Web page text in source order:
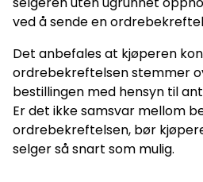
ved å sende en
Det anbefales at kjøperen
ordrebekreftelsen stemmer
bestillingen med hensyn til
Er det ikke samsvar mellom
ordrebekreftelsen, bør
selger så snart som mulig.